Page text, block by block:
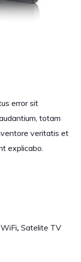
error sit
totam
veritatis et
explicabo.
, Satelite TV